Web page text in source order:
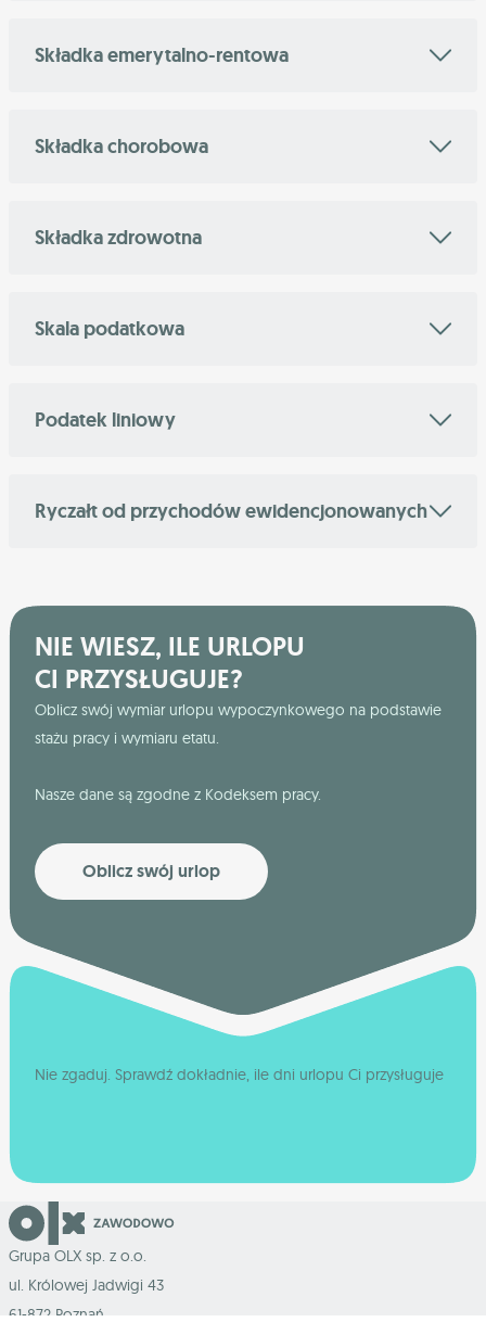
Składka emerytalno-rentowa
Składka chorobowa
Składka zdrowotna
Skala podatkowa
Podatek liniowy
Ryczałt od przychodów ewidencjonowanych
NIE WIESZ, ILE URLOPU
CI PRZYSŁUGUJE?
Oblicz swój wymiar urlopu wypoczynkowego na podstawie
stażu pracy i wymiaru etatu.
Nasze dane są zgodne z Kodeksem pracy.
Oblicz swój urlop
Nie zgaduj. Sprawdź dokładnie, ile dni urlopu Ci przysługuje
Grupa OLX sp. z o.o.
ul. Królowej Jadwigi 43
61-872 Poznań